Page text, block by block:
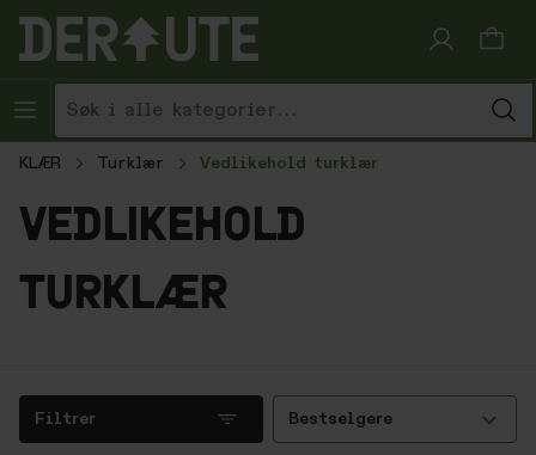
Hopp til innhold
KLÆR Turklær Vedlikehold turklær
vedlikehold
turklær
Filtrer Bestselgere